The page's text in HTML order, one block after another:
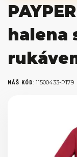
halena
NÁŠ KÓD: 11500433-P179